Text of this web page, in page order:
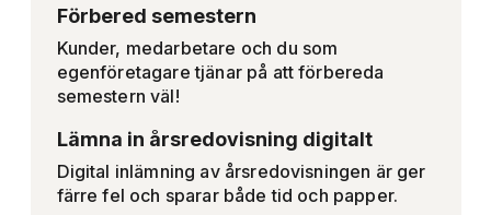
Förbered semestern
Kunder, medarbetare och du som
egenföretagare tjänar på att förbereda
semestern väl!
Lämna in årsredovisning digitalt
Digital inlämning av årsredovisningen är ger
färre fel och sparar både tid och papper.